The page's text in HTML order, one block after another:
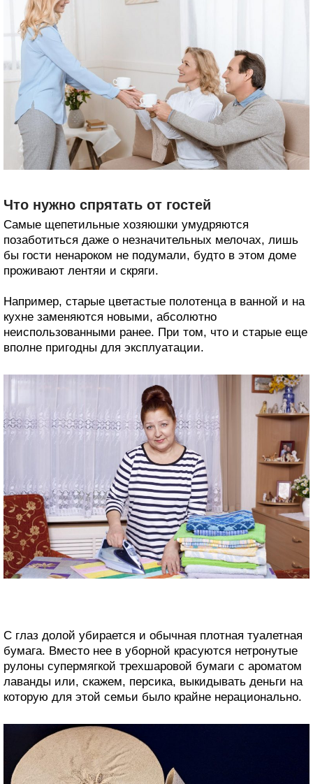
Что нужно спрятать от гостей
Самые щепетильные хозяюшки умудряются
позаботиться даже о незначительных мелочах, лишь
бы гости ненароком не подумали, будто в этом доме
проживают лентяи и скряги.
Например, старые цветастые полотенца в ванной и на
кухне заменяются новыми, абсолютно
неиспользованными ранее. При том, что и старые еще
вполне пригодны для эксплуатации.
С глаз долой убирается и обычная плотная туалетная
бумага. Вместо нее в уборной красуются нетронутые
рулоны супермягкой трехшаровой бумаги с ароматом
лаванды или, скажем, персика, выкидывать деньги на
которую для этой семьи было крайне нерационально.